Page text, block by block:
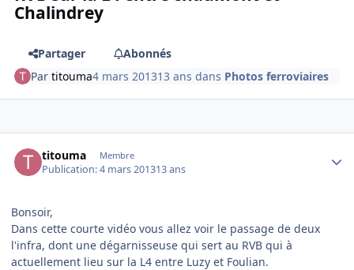
Chalindrey
Partager
Abonnés
Partitouma4 mars 201313 ans dans Photos ferroviaires
titouma Membre
Publication:4 mars 201313 ans
Bonsoir,
Dans cette courte vidéo vous allez voir le passage de deux
l'infra, dont une dégarnisseuse qui sert au RVB qui à
actuellement lieu sur la L4 entre Luzy et Foulian.